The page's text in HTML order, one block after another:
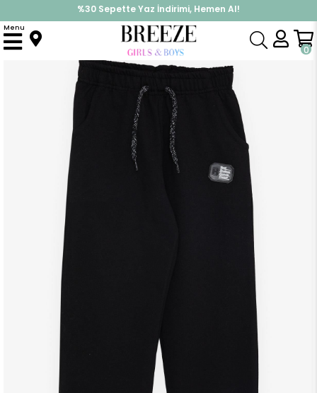
%30 Sepette Yaz İndirimi, Hemen Al!
İndirimlere ek %10 İndirimi Kap, Hemen Üye Ol!
0
Menu
Anasayfa Alt Giyim Eşofman Altı Erkek Çocuk Alt Armalı Beli Lastikli Bağcık Aksesuarlı Siyah (8 Yaş)